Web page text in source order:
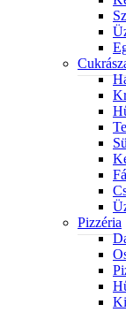
Pizzéria